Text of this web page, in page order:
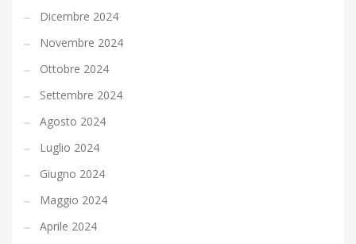
Dicembre 2024
Novembre 2024
Ottobre 2024
Settembre 2024
Agosto 2024
Luglio 2024
Giugno 2024
Maggio 2024
Aprile 2024